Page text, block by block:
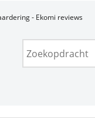
- Ekomi reviews